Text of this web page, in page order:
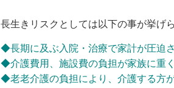
長生きリスクとしては以下の事が挙げ
◆長期に及ぶ入院・治療で家計が圧迫
◆介護費用、施設費の負担が家族に重
◆老老介護の負担により、介護する方